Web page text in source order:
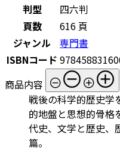
判型
四六判
頁数
616 頁
ジャンル
専門書
ISBNコード
商品内容
戦後の科学的歴史学
的地盤と思想的骨格
代史、文学と歴史、
篇。